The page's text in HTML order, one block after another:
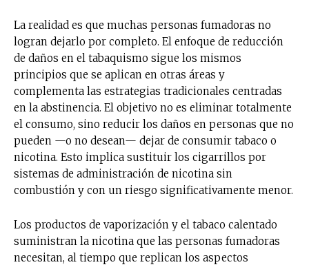
La realidad es que muchas personas fumadoras no
logran dejarlo por completo. El enfoque de reducción
de daños en el tabaquismo sigue los mismos
principios que se aplican en otras áreas y
complementa las estrategias tradicionales centradas
en la abstinencia. El objetivo no es eliminar totalmente
el consumo, sino reducir los daños en personas que no
pueden —o no desean— dejar de consumir tabaco o
nicotina. Esto implica sustituir los cigarrillos por
sistemas de administración de nicotina sin
combustión y con un riesgo significativamente menor.
Los productos de vaporización y el tabaco calentado
suministran la nicotina que las personas fumadoras
necesitan, al tiempo que replican los aspectos